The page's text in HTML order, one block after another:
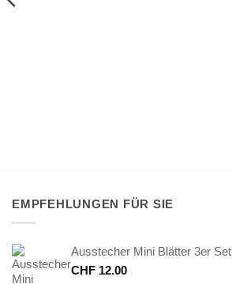
EMPFEHLUNGEN FÜR SIE
Ausstecher Mini Blätter 3er Set
CHF 12.00